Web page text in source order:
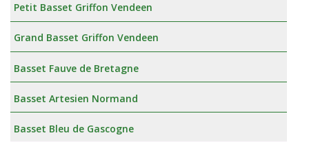
Petit Basset Griffon Vendeen
Grand Basset Griffon Vendeen
Basset Fauve de Bretagne
Basset Artesien Normand
Basset Bleu de Gascogne